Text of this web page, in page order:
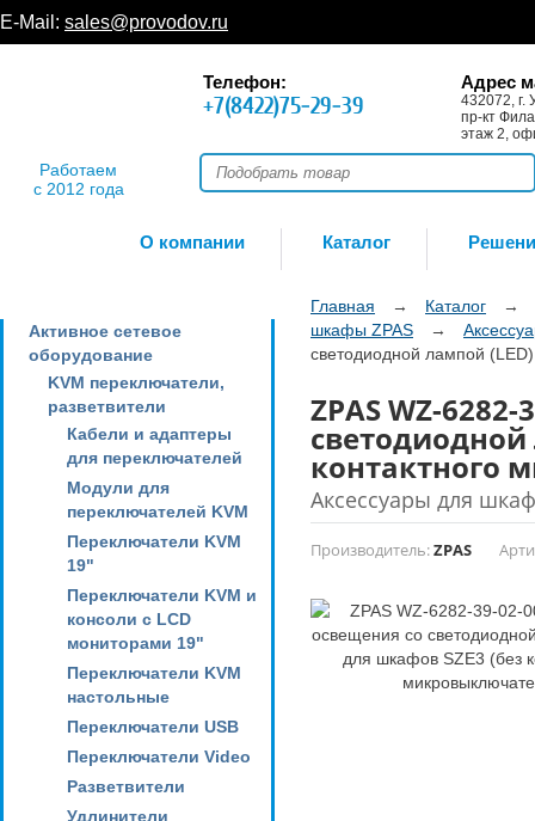
E-Mail: sales@provodov.ru
Работаем
с 2012 года
Телефон:
+7(8422)75-29-39
Адрес
432072, г.
пр-кт
этаж 2,
О компании Каталог
Активное сетевое
оборудование
KVM переключатели,
разветвители
Кабели и адаптеры
для переключателей
Модули для
переключателей KVM
Переключатели KVM
19"
Переключатели KVM и
консоли с LCD
мониторами 19"
Переключатели KVM
настольные
Переключатели USB
Переключатели Video
Разветвители
Удлинители
Главная → Каталог
→
шкафы ZPAS
→
светодиодной лампой
ZPAS WZ-
светодиодной
контактного
Аксессуары для
Производитель:ZPAS